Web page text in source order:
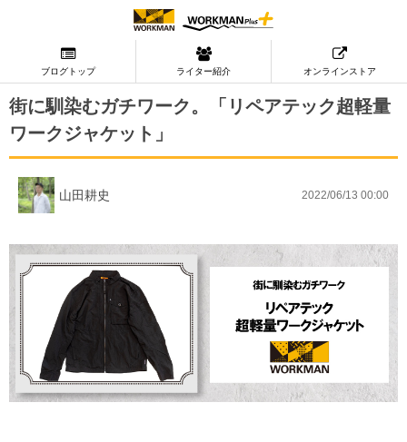
ブログトップ ライター紹介 オンラインストア
街に馴染むガチワーク。「リペアテック超軽量
ワークジャケット」
山田耕史 2022/06/13 00:00